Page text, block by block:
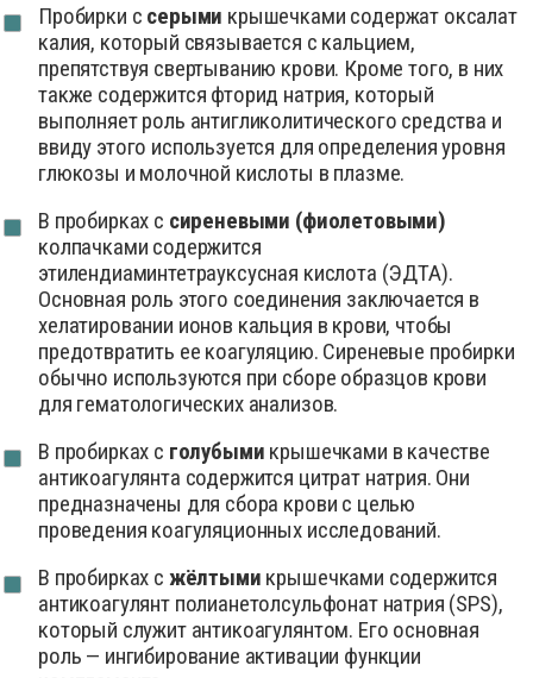
Пробирки с серыми крышечками содержат оксалат
калия, который связывается с кальцием,
препятствуя свертыванию крови. Кроме того, в них
также содержится фторид натрия, который
выполняет роль антигликолитического средства и
ввиду этого используется для определения уровня
глюкозы и молочной кислоты в плазме.
В пробирках с сиреневыми (фиолетовыми)
колпачками содержится
этилендиаминтетрауксусная кислота (ЭДТА).
Основная роль этого соединения заключается в
хелатировании ионов кальция в крови, чтобы
предотвратить ее коагуляцию. Сиреневые пробирки
обычно используются при сборе образцов крови
для гематологических анализов.
В пробирках с голубыми крышечками в качестве
антикоагулянта содержится цитрат натрия. Они
предназначены для сбора крови с целью
проведения коагуляционных исследований.
В пробирках с жёлтыми крышечками содержится
антикоагулянт полианетолсульфонат натрия (SPS),
который служит антикоагулянтом. Его основная
роль — ингибирование активации функции